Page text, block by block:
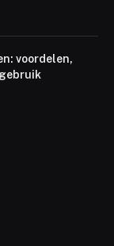
voordelen,